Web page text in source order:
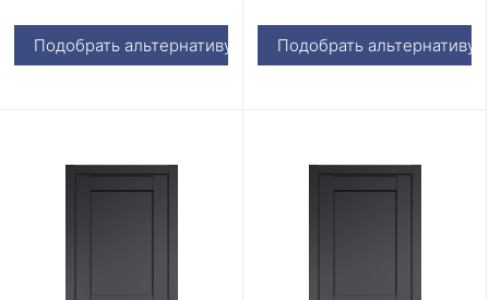
Подобрать альтернативу Подобрать альтернативу